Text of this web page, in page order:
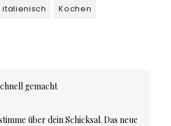
italienisch
Kochen
gemacht
über dein Schicksal. Das neue